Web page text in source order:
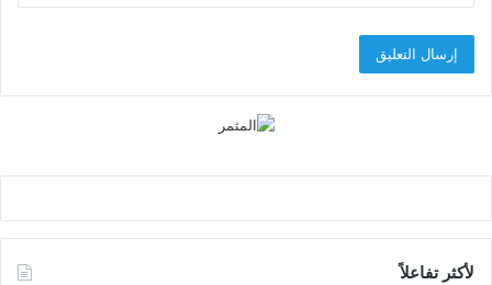
لأكثر تفاعلاً